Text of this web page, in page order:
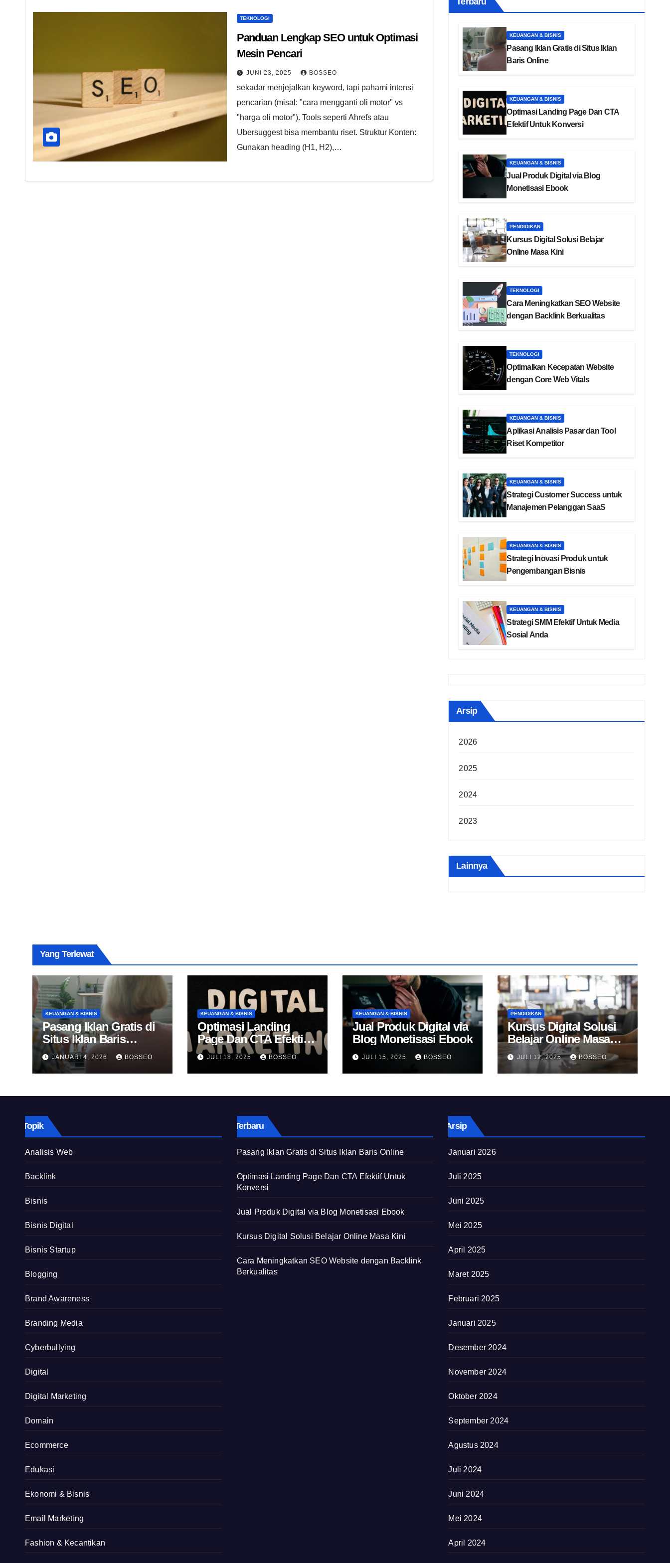
TEKNOLOGI
Panduan Lengkap SEO untuk Optimasi
Mesin Pencari
JUNI 23, 2025 BOSSEO
sekadar menjejalkan keyword, tapi pahami intensi
pencarian (misal: "cara mengganti oli motor" vs
"harga oli motor"). Tools seperti Ahrefs atau
Ubersuggest bisa membantu riset. Struktur Konten:
Gunakan heading (H1, H2),…
KEUANGAN & BISNIS
Pasang Iklan Gratis di Situs Iklan
Baris Online
KEUANGAN & BISNIS
Optimasi Landing Page Dan CTA
Efektif Untuk Konversi
KEUANGAN & BISNIS
Jual Produk Digital via Blog
Monetisasi Ebook
PENDIDIKAN
Kursus Digital Solusi Belajar
Online Masa Kini
TEKNOLOGI
Cara Meningkatkan SEO Website
dengan Backlink Berkualitas
TEKNOLOGI
Optimalkan Kecepatan Website
dengan Core Web Vitals
KEUANGAN & BISNIS
Aplikasi Analisis Pasar dan Tool
Riset Kompetitor
KEUANGAN & BISNIS
Strategi Customer Success untuk
Manajemen Pelanggan SaaS
KEUANGAN & BISNIS
Strategi Inovasi Produk untuk
Pengembangan Bisnis
KEUANGAN & BISNIS
Strategi SMM Efektif Untuk Media
Sosial Anda
Arsip
2026
2025
2024
2023
Lainnya
Yang Terlewat
KEUANGAN & BISNIS
Pasang Iklan Gratis di
Situs Iklan Baris
Online
JANUARI 4, 2026 BOSSEO
KEUANGAN & BISNIS
Optimasi Landing
Page Dan CTA Efektif
Untuk Konversi
JULI 18, 2025 BOSSEO
KEUANGAN & BISNIS
Jual Produk Digital via
Blog Monetisasi Ebook
JULI 15, 2025 BOSSEO
PENDIDIKAN
Kursus Digital Solusi
Belajar Online Masa
KiniJULI 12, 2025 BOSSEO
Topik
Analisis Web
Backlink
Bisnis
Bisnis Digital
Bisnis Startup
Blogging
Brand Awareness
Branding Media
Cyberbullying
Digital
Digital Marketing
Domain
Ecommerce
Edukasi
Ekonomi & Bisnis
Email Marketing
Fashion & Kecantikan
Terbaru
Pasang Iklan Gratis di Situs Iklan Baris Online
Optimasi Landing Page Dan CTA Efektif Untuk
Konversi
Jual Produk Digital via Blog Monetisasi Ebook
Kursus Digital Solusi Belajar Online Masa Kini
Cara Meningkatkan SEO Website dengan Backlink
Berkualitas
Arsip
Januari 2026
Juli 2025
Juni 2025
Mei 2025
April 2025
Maret 2025
Februari 2025
Januari 2025
Desember 2024
November 2024
Oktober 2024
September 2024
Agustus 2024
Juli 2024
Juni 2024
Mei 2024
April 2024